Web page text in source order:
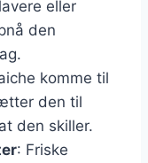
eller
den
komme til
den til
den skiller.
: Friske